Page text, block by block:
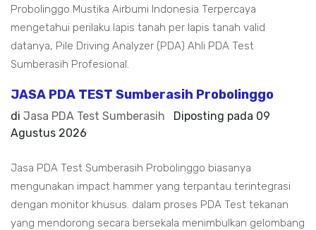
Probolinggo Mustika Airbumi Indonesia Terpercaya
mengetahui perilaku lapis tanah per lapis tanah valid
datanya, Pile Driving Analyzer (PDA) Ahli PDA Test
Sumberasih Profesional.
JASA PDA TEST Sumberasih Probolinggo
di Jasa PDA Test Sumberasih Diposting pada 09
Agustus 2026
Jasa PDA Test Sumberasih Probolinggo biasanya
mengunakan impact hammer yang terpantau terintegrasi
dengan monitor khusus. dalam proses PDA Test tekanan
yang mendorong secara bersekala menimbulkan gelombang